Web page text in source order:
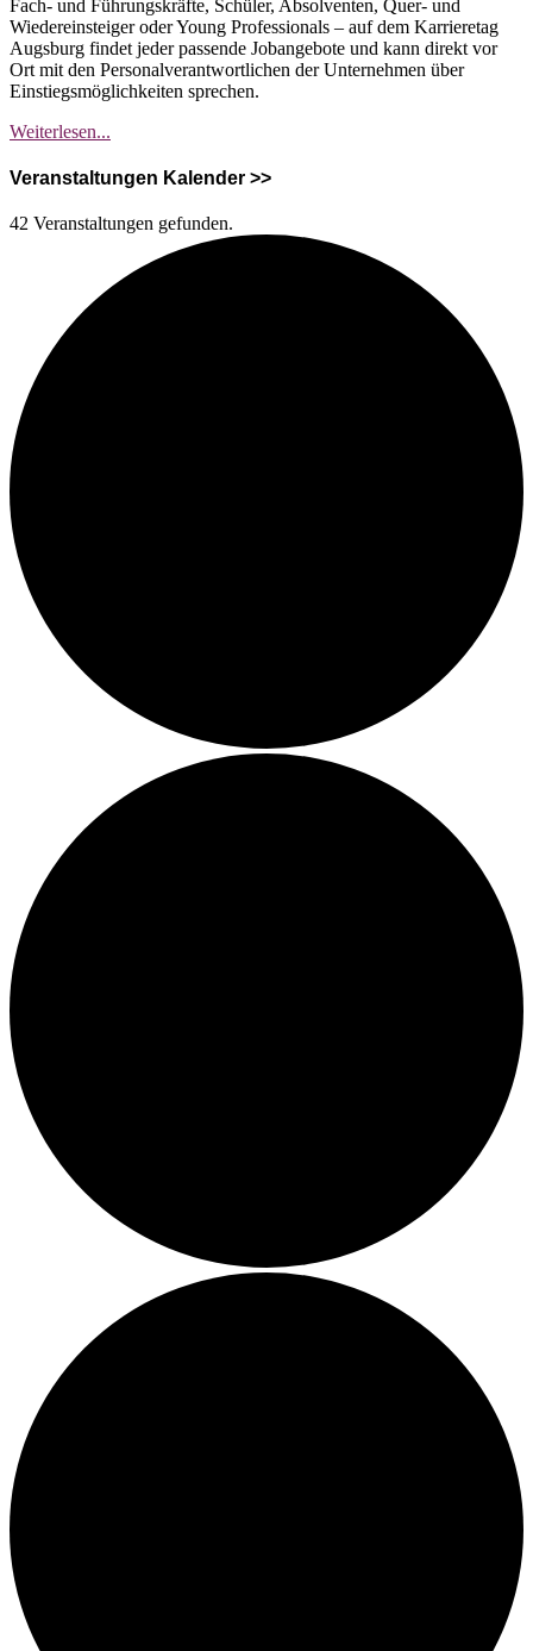
neuen
Job!
Fach- und Führungskräfte, Schüler, Absolventen, Quer- und
Wiedereinsteiger oder Young Professionals – auf dem Karrieretag
Augsburg findet jeder passende Jobangebote und kann direkt vor
Ort mit den Personalverantwortlichen der Unternehmen über
Einstiegsmöglichkeiten sprechen.
Weiterlesen...
–
Hol
dir
deinen
neuen
Job!
Veranstaltungen Kalender >>
42 Veranstaltungen gefunden.